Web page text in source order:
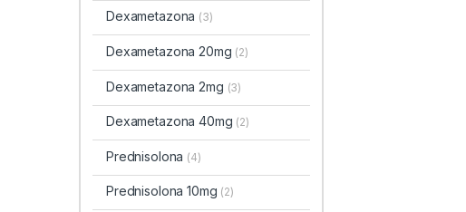
Dexametazona (3)
Dexametazona 20mg (2)
Dexametazona 2mg (3)
Dexametazona 40mg (2)
Prednisolona (4)
Prednisolona 10mg (2)